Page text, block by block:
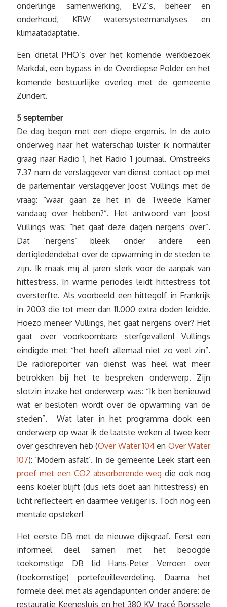
onderlinge samenwerking, EVZ’s, beheer en
onderhoud, KRW watersysteemanalyses en
klimaatadaptatie.
Een drietal PHO’s over het komende werkbezoek
Markdal, een bypass in de Overdiepse Polder en het
komende bestuurlijke overleg met de gemeente
Zundert.
5 september
De dag begon met een diepe ergernis. In de auto
onderweg naar het waterschap luister ik normaliter
graag naar Radio 1, het Radio 1 journaal. Omstreeks
7.37 nam de verslaggever van dienst contact op met
de parlementair verslaggever Joost Vullings met de
vraag: “waar gaan ze het in de Tweede Kamer
vandaag over hebben?”. Het antwoord van Joost
Vullings was: “het gaat deze dagen nergens over”.
Dat ‘nergens’ bleek onder andere een
dertigledendebat over de opwarming in de steden te
zijn. Ik maak mij al jaren sterk voor de aanpak van
hittestress. In warme periodes leidt hittestress tot
oversterfte. Als voorbeeld een hittegolf in Frankrijk
in 2003 die tot meer dan 11.000 extra doden leidde.
Hoezo meneer Vullings, het gaat nergens over? Het
gaat over voorkoombare sterfgevallen! Vullings
eindigde met: “het heeft allemaal niet zo veel zin”.
De radioreporter van dienst was heel wat meer
betrokken bij het te bespreken onderwerp. Zijn
slotzin inzake het onderwerp was: “Ik ben benieuwd
wat er besloten wordt over de opwarming van de
steden”. Wat later in het programma dook een
onderwerp op waar ik de laatste weken al twee keer
over geschreven heb (Over Water 104en Over Water
107): ‘Modern asfalt’. In de gemeente Leek start een
proef met een CO2 absorberende weg die ook nog
eens koeler blijft (dus iets doet aan hittestress) en
licht reflecteert en daarmee veiliger is. Toch nog een
mentale opsteker!
Het eerste DB met de nieuwe dijkgraaf. Eerst een
informeel deel samen met het beoogde
toekomstige DB lid Hans-Peter Verroen over
(toekomstige) portefeuilleverdeling. Daarna het
formele deel met als agendapunten onder andere: de
restauratie Keenesluis en het 380 KV tracé Borssele